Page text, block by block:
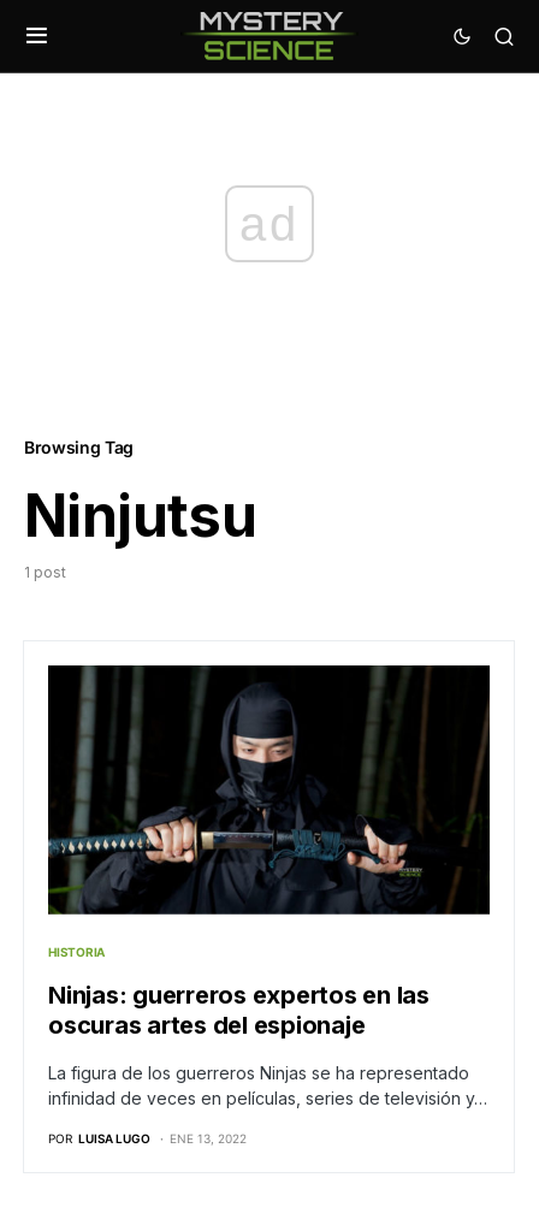
ad
Browsing Tag
Ninjutsu
1 post
HISTORIA
Ninjas: guerreros expertos en las
oscuras artes del espionaje
La figura de los guerreros Ninjas se ha representado
infinidad de veces en películas, series de televisión y…
POR LUISA LUGO ENE 13, 2022